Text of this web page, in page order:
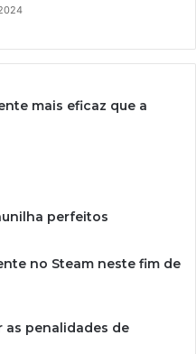
mais eficaz que a
perfeitos
no Steam neste fim de
as penalidades de